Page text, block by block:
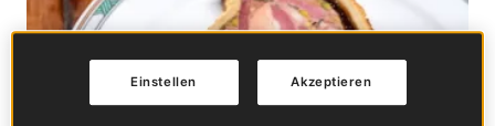
Akzeptieren
Einstellen